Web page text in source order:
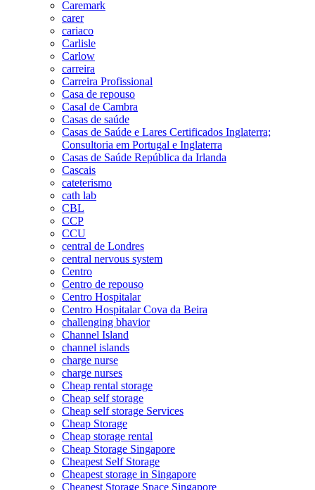
Caremark
carer
cariaco
Carlisle
Carlow
carreira
Carreira Profissional
Casa de repouso
Casal de Cambra
Casas de saúde
Casas de Saúde e Lares Certificados Inglaterra;
Consultoria em Portugal e Inglaterra
Casas de Saúde República da Irlanda
Cascais
cateterismo
cath lab
CBL
CCP
CCU
central de Londres
central nervous system
Centro
Centro de repouso
Centro Hospitalar
Centro Hospitalar Cova da Beira
challenging bhavior
Channel Island
channel islands
charge nurse
charge nurses
Cheap rental storage
Cheap self storage
Cheap self storage Services
Cheap Storage
Cheap storage rental
Cheap Storage Singapore
Cheapest Self Storage
Cheapest storage in Singapore
Cheapest Storage Space Singapore